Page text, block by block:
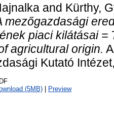
and Kürthy,
mezőgazdasági
piaci kilátásai
agricultural origin.
Kutató
(5MB)
Preview